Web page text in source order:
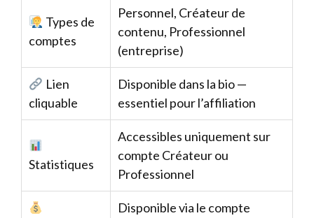
Types de
comptes
Personnel, Créateur de
contenu, Professionnel
(entreprise)
Lien
cliquable
Disponible dans la bio —
essentiel pour l’affiliation
Statistiques
Accessibles uniquement sur
compte Créateur ou
Professionnel
Disponible via le compte